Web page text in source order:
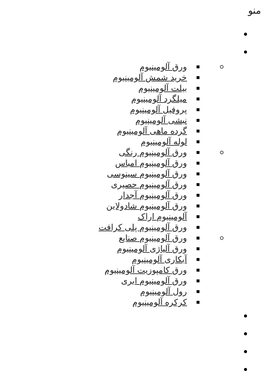
منو
ورق آلومینیوم
خرید شمش آلومینیوم
بیلت آلومینیوم
میلگرد آلومینیوم
پروفیل آلومینیوم
نبشی آلومینیوم
گرده ماهی آلومینیوم
لوله آلومینیوم
ورق آلومینیوم رنگی
ورق آلومینیوم امباس
ورق آلومینیوم سینوسی
ورق آلومینیوم حصیری
ورق آلومینیوم آجدار
ورق آلومینیوم شادولاین
آلومینیوم اراک
ورق آلومینیوم پلی کرافت
ورق آلومینیوم صنایع
ورق آلیاژی آلومینیوم
آبکاری آلومینیوم
ورق کامپوزیت آلومینیوم
ورق آلومینیوم ابری
رول آلومینیوم
کرکره آلومینیوم